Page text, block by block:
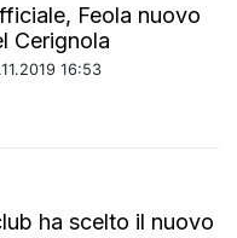
Feola nuovo
Cerignola
16:53
ha scelto il nuovo